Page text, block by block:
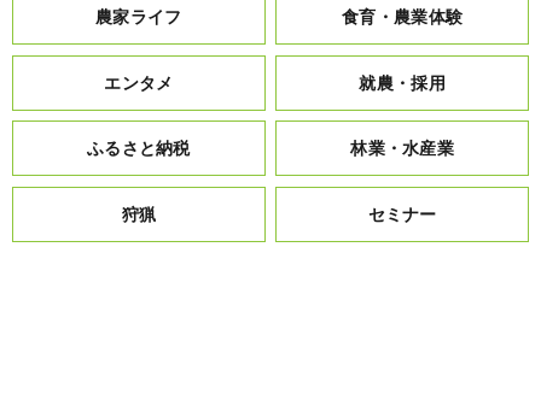
農家ライフ 食育・農業体験
エンタメ 就農・採用
ふるさと納税 林業・水産業
狩猟 セミナー